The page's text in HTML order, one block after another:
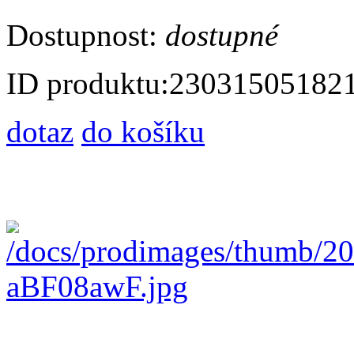
Dostupnost: dostupné
ID produktu:
dotaz do košíku